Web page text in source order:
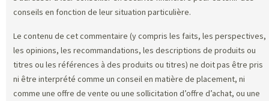
conseils en fonction de leur situation particulière.
Le contenu de cet commentaire (y compris les faits, les perspectives,
les opinions, les recommandations, les descriptions de produits ou
titres ou les références à des produits ou titres) ne doit pas être pris
ni être interprété comme un conseil en matière de placement, ni
comme une offre de vente ou une sollicitation d’offre d’achat, ou une